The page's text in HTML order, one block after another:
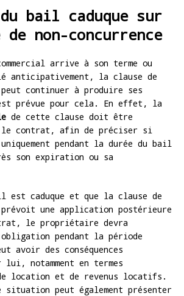
bail caduque sur
non-concurrence
arrive à son terme ou
la clause de
peut continuer à produire ses
prévue pour cela. En effet, la
de cette clause doit être
le contrat, afin de préciser si
pendant la durée du bail
son expiration ou sa
caduque et que la clause de
prévoit une application postérieure
le propriétaire devra
pendant la période
avoir des conséquences
lui, notamment en termes
location et de revenus locatifs.
peut également présenter